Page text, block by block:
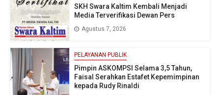
SKH Swara Kaltim Kembali Menjadi
Media Terverifikasi Dewan Pers
Agustus 7, 2026
PELAYANAN PUBLIK
Pimpin ASKOMPSI Selama 3,5 Tahun,
Faisal Serahkan Estafet Kepemimpinan
kepada Rudy Rinaldi